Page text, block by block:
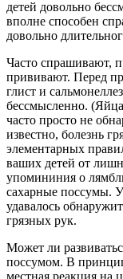
детей довольно
вполне способен
довольно
Часто спрашивают,
прививают. Перед
глист и
бессмысленно.
часто просто не
известно, болезнь
элементарных
ваших детей от
упомининия о
сахарные поссумы. У
удавалось
грязных рук.
Может ли
поссумом. В
местная реакция на